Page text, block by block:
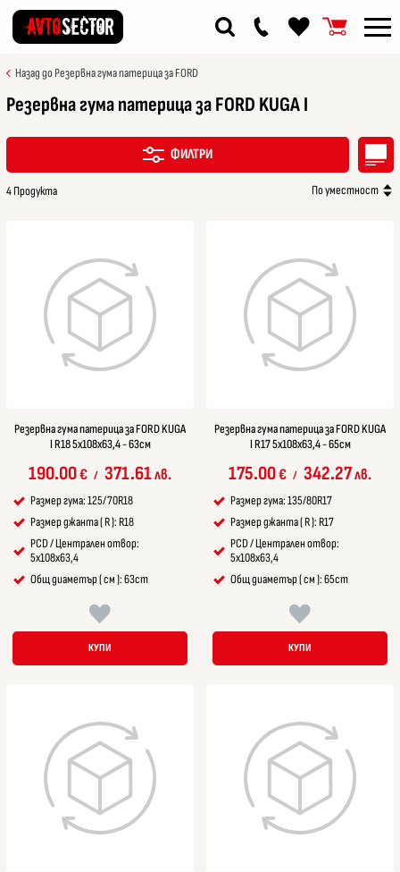
Назад до Резервна гума патерица за FORD
Резервна гума патерица за FORD KUGA I
ФИЛТРИ
4 Продукта По уместност
Резервна гума патерица за FORD KUGA
I R18 5x108x63,4 - 63см
190.00€ / 371.61лв.
Размер гума: 125/70R18
Размер джанта ( R ): R18
PCD / Централен отвор:
5x108x63,4
Общ диаметър ( см ): 63cm
КУПИ
Резервна гума патерица за FORD KUGA
I R17 5x108x63,4 - 65см
175.00€ / 342.27лв.
Размер гума: 135/80R17
Размер джанта ( R ): R17
PCD / Централен отвор:
5x108x63,4
Общ диаметър ( см ): 65cm
КУПИ